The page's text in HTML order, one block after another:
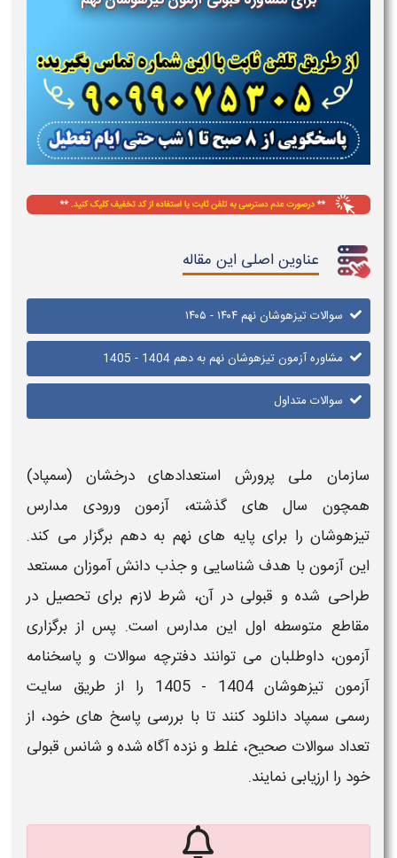
عناوین اصلی این مقاله
سوالات تیزهوشان نهم ۱۴۰۴ - ۱۴۰۵
مشاوره آزمون تیزهوشان نهم به دهم 1404 - 1405
سوالات متداول
سازمان ملی پرورش استعدادهای درخشان (سمپاد)
همچون سال های گذشته، آزمون ورودی مدارس
تیزهوشان را برای پایه هاینهم به دهم برگزار می کند.
این آزمونبا هدف شناسایی و جذب دانش آموزان مستعد
طراحی شده و قبولی در آن، شرط لازم برای تحصیل در
مقاطع متوسطه اول این مدارس است. پس از برگزاری
آزمون، داوطلبان می تواننددفترچه سوالات و پاسخنامه
آزمون تیزهوشان 1404 - 1405
را از طریق سایت
رسمی سمپاد دانلود کنند تا با بررسی پاسخ های خود، از
تعداد سوالات صحیح، غلط و نزده آگاه شده و شانس قبولی
خود را ارزیابی نمایند.